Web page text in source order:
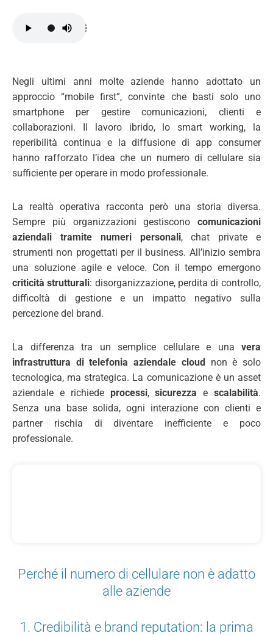
Negli ultimi anni molte aziende hanno adottato un
approccio “mobile first”, convinte che basti solo uno
smartphone per gestire comunicazioni, clienti e
collaborazioni. Il lavoro ibrido, lo smart working, la
reperibilità continua e la diffusione di app consumer
hanno rafforzato l’idea che un numero di cellulare sia
sufficiente per operare in modo professionale.
La realtà operativa racconta però una storia diversa.
Sempre più organizzazioni gestiscono comunicazioni
aziendali tramite numeri personali, chat private e
strumenti non progettati per il business. All’inizio sembra
una soluzione agile e veloce. Con il tempo emergono
criticità strutturali: disorganizzazione, perdita di controllo,
difficoltà di gestione e un impatto negativo sulla
percezione del brand.
La differenza tra un semplice cellulare e una vera
infrastruttura di telefonia aziendale cloud
non è solo
tecnologica, ma strategica. La comunicazione è un asset
aziendale e richiede processi,sicurezzaescalabilità.
Senza una base solida, ogni interazione con clienti e
partner rischia di diventare inefficiente e poco
professionale.
Perché il numero di cellulare non è adatto
alle aziende
1. Credibilità e brand reputation: la prima